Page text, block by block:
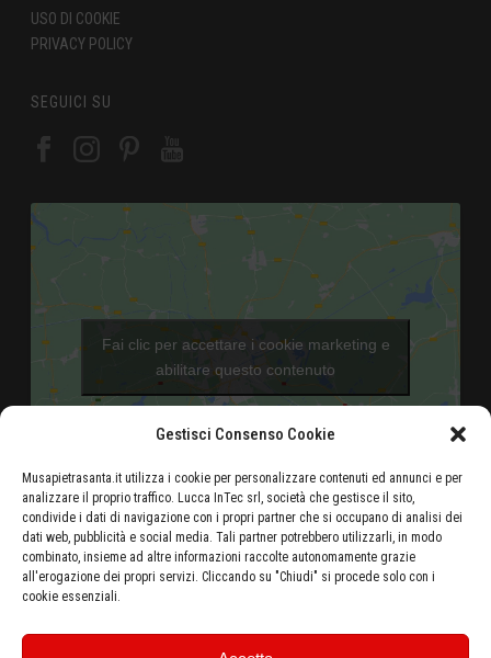
Gestisci Consenso Cookie
Musapietrasanta.it utilizza i cookie per personalizzare contenuti ed annunci e per
analizzare il proprio traffico. Lucca InTec srl, società che gestisce il sito,
condivide i dati di navigazione con i propri partner che si occupano di analisi dei
dati web, pubblicità e social media. Tali partner potrebbero utilizzarli, in modo
combinato, insieme ad altre informazioni raccolte autonomamente grazie
all'erogazione dei propri servizi. Cliccando su "Chiudi" si procede solo con i
cookie essenziali.
USO DI COOKIE
PRIVACY POLICY
SEGUICI SU
Fai clic per accettare i cookie marketing e
abilitare questo contenuto
Aeroporto di Pisa - 46 Km
Autostrada Azzurra E80 Casello Versilia - 5 Km
Stazione ferroviaria di Pietrasanta - 500 metri
Ottieni le indicazioni stradali dalla tua posizione